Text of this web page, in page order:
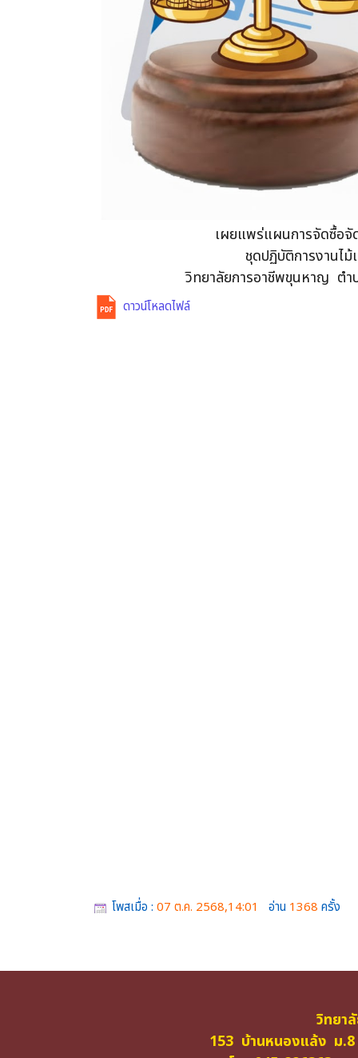
เผยแพร่แผนการจัดซื้อ
ชุดปฏิบัติการงานไ
วิทยาลัยการอาชีพขุนหาญ ตำ
ดาวน์โหลดไฟล์
โพสเมื่อ : 07 ต.ค. 2568,14:01 อ่าน 1368 ครั้ง
วิทยา
153 บ้านหนองแล้ง ม